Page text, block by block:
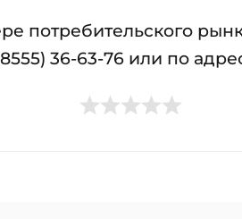
потребительского
36-63-76 или по